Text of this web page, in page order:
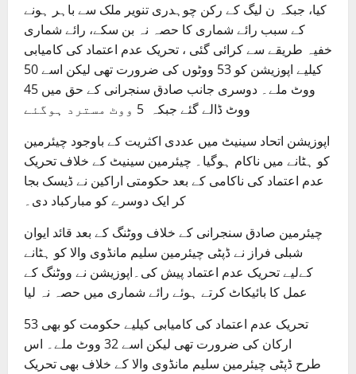
کیا، جبکہ ن لیگ کے رکن چوہدری تنویر ملک سے باہر ہونے
کے سبب رائے شماری کا حصہ نہ بن سکے، رائے شماری
خفیہ طریقے سے کرائی گئی ، تحریک عدم اعتماد کی کامیابی
کیلیے اپوزیشن کو 53 ووٹوں کی ضرورت تھی لیکن اسے 50
ووٹ ملے۔ دوسری جانب صادق سنجرانی کے حق میں 45
ووٹ ڈالے گئے جبکہ 5 ووٹ مسترد ہوگئے
اپوزیشن اتحاد سینیٹ میں عددی اکثریت کے باوجود چیئرمین
کو ہٹانے میں ناکام ہوگیا۔ چیئرمین سینیٹ کے خلاف تحریک
عدم اعتماد کی ناکامی کے بعد حکومتی اراکین نے ڈیسک بجا
کر ایک دوسرے کو مبارکباد دی۔
چیئرمین صادق سنجرانی کے خلاف ووٹنگ کے بعد قائد ایوان
شبلی فراز نے ڈپٹی چیئرمین سلیم مانڈوی والا کو ہٹانے
کےلیے تحریک عدم اعتماد پیش کی۔اپوزیشن نے ووٹنگ کے
عمل کا بائیکاٹ کرتے ہوئے رائے شماری میں حصہ نہ لیا
تحریک عدم اعتماد کی کامیابی کیلیے حکومت کو بھی 53
ارکان کی ضرورت تھی لیکن اسے 32 ووٹ ملے۔ اس
طرح ڈپٹی چیئرمین سلیم مانڈوی والا کے خلاف بھی تحریک